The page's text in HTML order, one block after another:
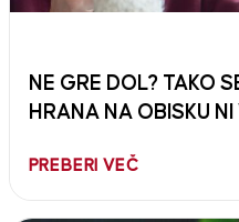
NE GRE DOL? TAKO
HRANA NA OBISKU NI
PREBERI VEČ